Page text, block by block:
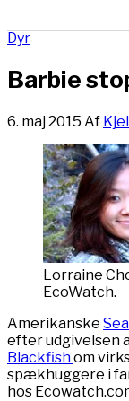
Dyr
Barbie
6. maj 2015 Af
Lorraine
EcoWatch.
Amerikanske
efter udgivelsen
Blackfishom
spækhuggere i
hos